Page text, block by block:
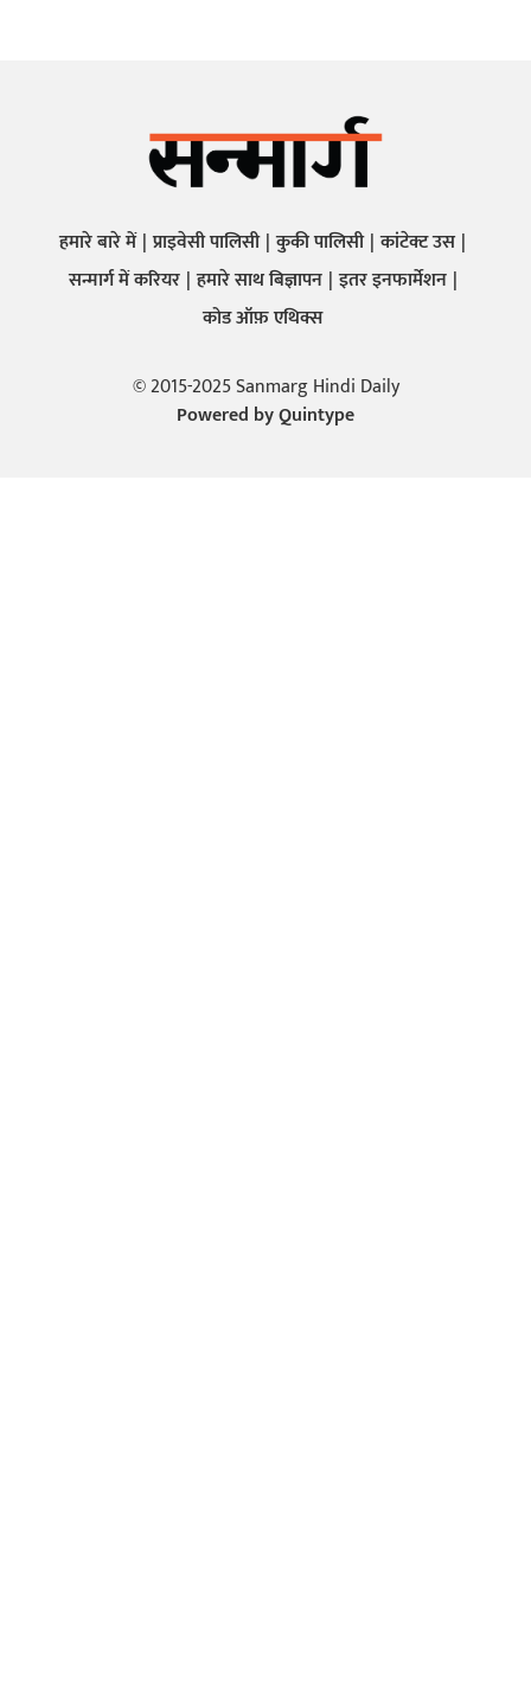
हमारे बारे में प्राइवेसी पालिसी कुकी पालिसी कांटेक्ट उस
सन्मार्ग में करियर हमारे साथ बिज्ञापन इतर इनफार्मेशन
कोड ऑफ़ एथिक्स
© 2015-2025 Sanmarg Hindi Daily
Powered byQuintype